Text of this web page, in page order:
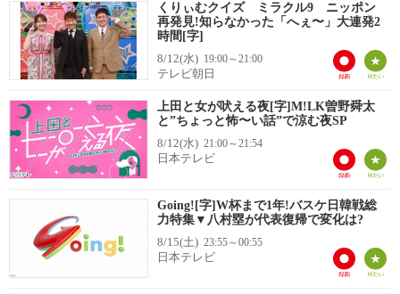
くりぃむクイズ ミラクル9 ニッポン
再発見!知らなかった「へぇ〜」大連発2
時間[字]
8/12(水) 19:00～21:00
テレビ朝日
上田と女が吠える夜[字]M!LK曽野舜太
と”ちょっと怖〜い話”で涼む夜SP
8/12(水) 21:00～21:54
日本テレビ
Going![字]W杯まで1年!バスケ日韓戦総
力特集▼八村塁が代表復帰で変化は?
8/15(土) 23:55～00:55
日本テレビ